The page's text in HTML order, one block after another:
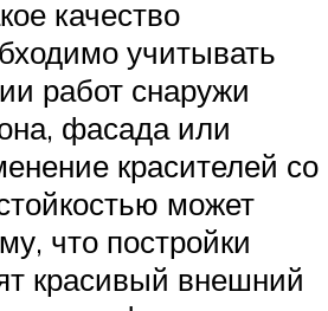
качество
учитывать
работ снаружи
фасада или
красителей со
может
что постройки
красивый внешний